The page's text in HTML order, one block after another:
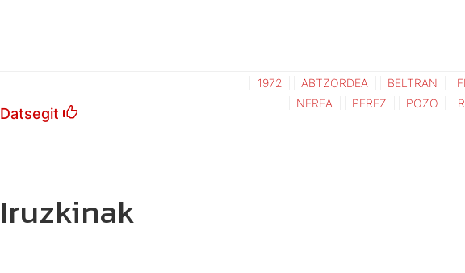
Datsegit
1972 ABTZORDEA BELTRAN
NEREA
PEREZ POZO
Iruzkinak